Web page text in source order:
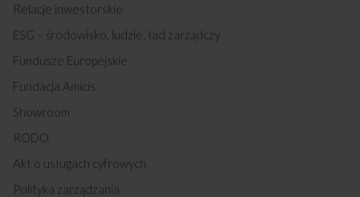
Relacje inwestorskie
ESG – środowisko, ludzie, ład zarządczy
Fundusze Europejskie
Fundacja Amicis
Showroom
RODO
Akt o usługach cyfrowych
Polityka zarządzania